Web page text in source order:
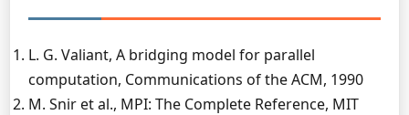
L. G. Valiant, A bridging model for parallel
computation, Communications of the ACM, 1990
M. Snir et al., MPI: The Complete Reference, MIT